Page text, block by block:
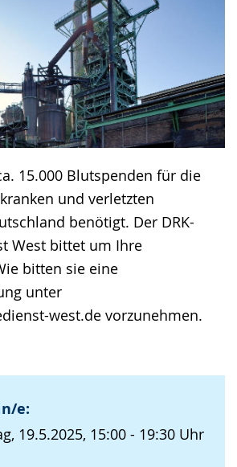
15.000 Blutspenden für die
und verletzten
benötigt. Der DRK-
West bittet um Ihre
bitten sie eine
unter
west.de vorzunehmen.
e:
19.5.2025, 15:00 - 19:30 Uhr